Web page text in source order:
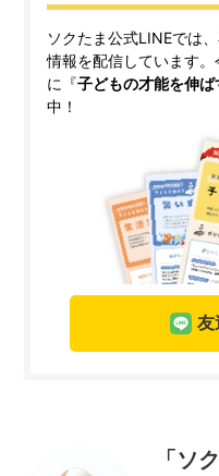
ソクたま公式LINEでは
情報を配信しています
に『子どもの才能を伸
中！
友
「ソ